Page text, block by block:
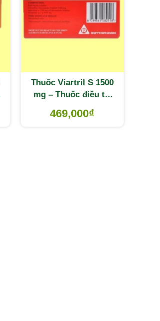
Thuốc Viartril S 1500
mg – Thuốc điều trị
469,000₫